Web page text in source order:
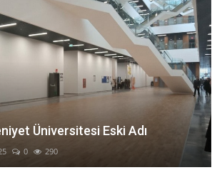
Üniversitesi Eski Adı
0 290